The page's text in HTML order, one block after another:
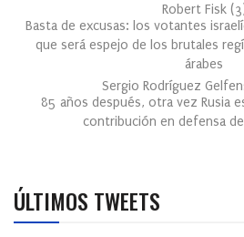
Robert Fisk (3
Basta de excusas: los votantes
que será espejo de los brutales
árabes
Sergio Rodríguez
85 años después, otra vez Rusia
contribución en defensa de
ÚLTIMOS TWEETS